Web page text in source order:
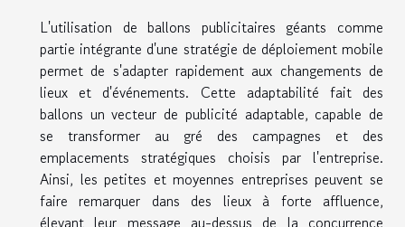
L'utilisation de ballons publicitaires géants comme
partie intégrante d'une stratégie de déploiement mobile
permet de s'adapter rapidement aux changements de
lieux et d'événements. Cette adaptabilité fait des
ballons un vecteur de publicité adaptable, capable de
se transformer au gré des campagnes et des
emplacements stratégiques choisis par l'entreprise.
Ainsi, les petites et moyennes entreprises peuvent se
faire remarquer dans des lieux à forte affluence,
élevant leur message au-dessus de la concurrence